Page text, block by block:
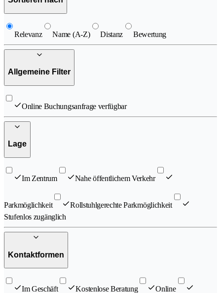
Relevanz Name (A-Z) Distanz Bewertung
Allgemeine Filter
Online Buchungsanfrage verfügbar
Lage
Im Zentrum Nahe öffentlichem Verkehr
Parkmöglichkeit
Rollstuhlgerechte Parkmöglichkeit
Stufenlos zugänglich
Kontaktformen
Im Geschäft Kostenlose Beratung
Online